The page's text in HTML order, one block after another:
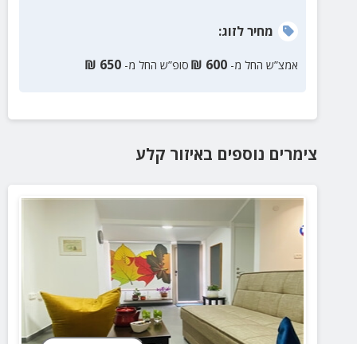
מחירלזוג:
אמצ”ש החל מ- 600
₪ סופ”ש החל מ- 650
₪
צימרים נוספים באיזור קלע